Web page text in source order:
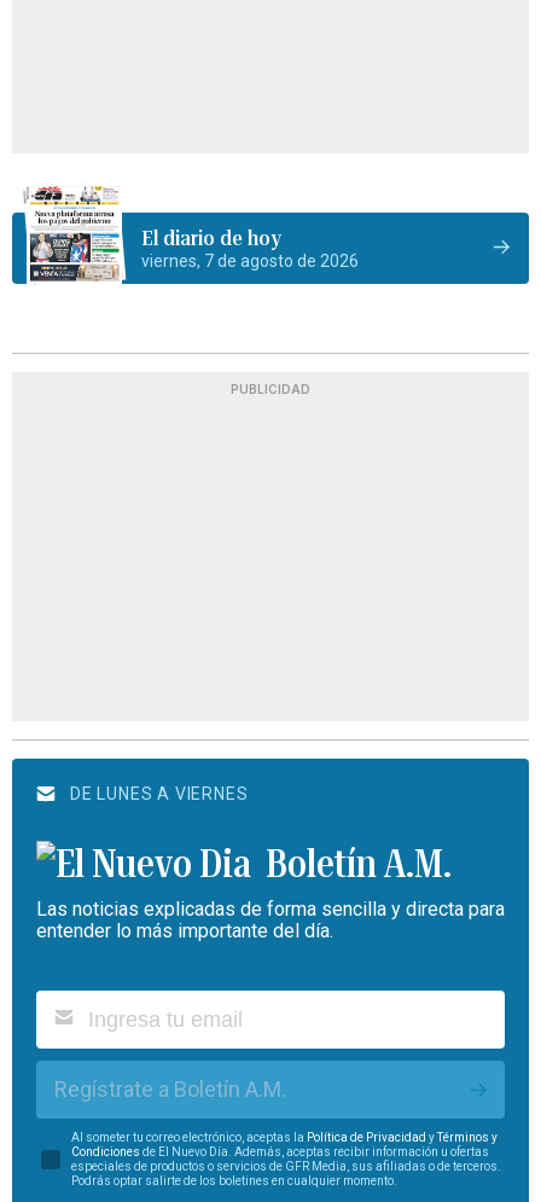
El diario de hoy
viernes, 7 de agosto de 2026
PUBLICIDAD
DE LUNES A VIERNES
Boletín A.M.
Las noticias explicadas de forma sencilla y directa para
entender lo más importante del día.
Regístrate a Boletín A.M.
Al someter tu correo electrónico, aceptas la Política de Privacidad yTérminos y
Condiciones de El Nuevo Día. Además, aceptas recibir información u ofertas
especiales de productos o servicios de GFR Media, sus afiliadas o de terceros.
Podrás optar salirte de los boletines en cualquier momento.